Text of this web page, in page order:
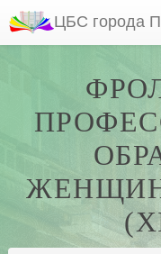
ЦБС города